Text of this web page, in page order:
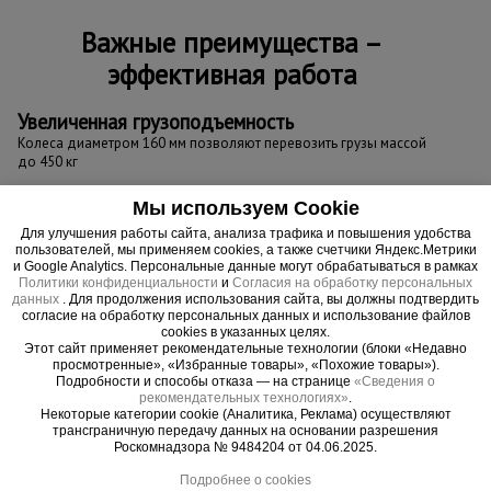
Важные преимущества –
эффективная работа
Увеличенная грузоподъемность
Колеса диаметром 160 мм позволяют перевозить грузы массой
до 450 кг
Просторная платформа
Широкая площадка для перемещения грузов различных
габаритов – 800 x 1200 мм
Мы используем Cookie
Для улучшения работы сайта, анализа трафика и повышения удобства
пользователей, мы применяем cookies, а также счетчики Яндекс.Метрики
и Google Analytics. Персональные данные могут обрабатываться в рамках
Политики конфиденциальности и Согласия на обработку персональных
данных
. Для продолжения использования сайта, вы должны подтвердить
согласие на обработку персональных данных и использование файлов
cookies в указанных целях.
Этот сайт применяет рекомендательные технологии (блоки «Недавно
просмотренные», «Избранные товары», «Похожие товары»).
Подробности и способы отказа — на странице «Сведения о
рекомендательных технологиях»
Некоторые категории cookie (Аналитика, Реклама) осуществляют
трансграничную передачу данных на основании разрешения
Роскомнадзора № 9484204 от 04.06.2025.
Подробнее о cookies